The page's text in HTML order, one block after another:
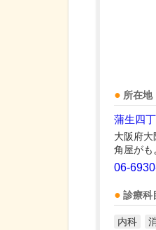
所在地
蒲生四
大阪府
角屋がも
06-
診療科
内科